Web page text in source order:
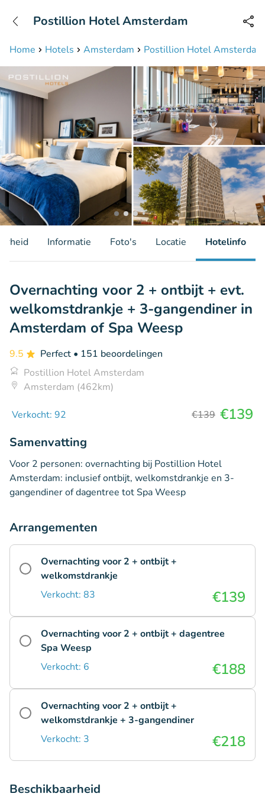
Bereikbaar tot 23:00 uur
Home Hotels Amsterdam Postillion Hotel Amsterdam
Postillion Hotel Amsterdam
Informatie Foto's Locatie Hotelinfo
Overnachting voor 2 + ontbijt + evt.
welkomstdrankje + 3-gangendiner in
Amsterdam of Spa Weesp
9.5 Perfect • 151 beoordelingen
Postillion Hotel Amsterdam
Amsterdam (462km)
Verkocht: 92 €139 €139
Samenvatting
Voor 2 personen: overnachting bij Postillion Hotel
Amsterdam: inclusief ontbijt, welkomstdrankje en 3-
gangendiner of dagentree tot Spa Weesp
Arrangementen
Overnachting voor 2 + ontbijt +
welkomstdrankje
Verkocht: 83
€139
Overnachting voor 2 + ontbijt + dagentree
Spa Weesp
Verkocht: 6
€188
Overnachting voor 2 + ontbijt +
welkomstdrankje + 3-gangendiner
Verkocht: 3
€218
Beschikbaarheid